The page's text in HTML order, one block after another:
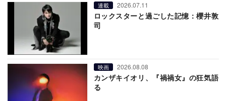
連載 2026.07.11
ロックスターと過ごした記憶：櫻井敦
司
映画 2026.08.08
カンザキイオリ、『禍禍女』の狂気語
る